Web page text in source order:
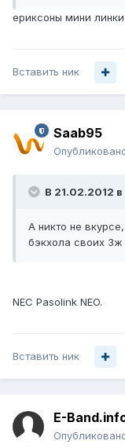
ериксоны мини линки
Вставить ник
Saab95
В 21.02.2012
А никто не
бэкхола своих
NEC Pasolink NEO.
Вставить ник
E-